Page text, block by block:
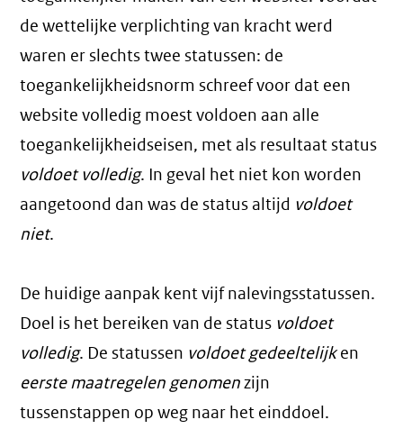
de wettelijke verplichting van kracht werd
waren er slechts twee statussen: de
toegankelijkheidsnorm schreef voor dat een
website volledig moest voldoen aan alle
toegankelijkheidseisen, met als resultaat status
voldoet volledig. In geval het niet kon worden
aangetoond dan was de status altijd voldoet
niet.
De huidige aanpak kent vijf nalevingsstatussen.
Doel is het bereiken van de status voldoet
volledig. De statussen voldoet gedeeltelijken
eerste maatregelen genomenzijn
tussenstappen op weg naar het einddoel.